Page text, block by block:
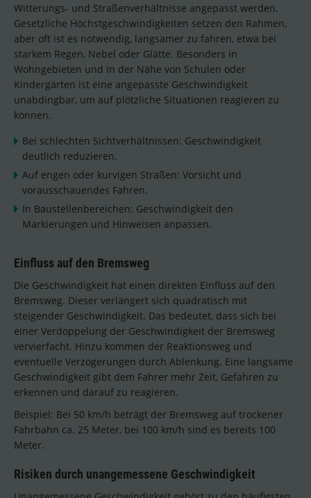
Witterungs- und Straßenverhältnisse angepasst werden.
Gesetzliche Höchstgeschwindigkeiten setzen den Rahmen,
aber oft ist es notwendig, langsamer zu fahren, etwa bei
starkem Regen, Nebel oder Glätte. Besonders in
Wohngebieten und in der Nähe von Schulen oder
Kindergärten ist eine angepasste Geschwindigkeit
unabdingbar, um auf plötzliche Situationen reagieren zu
können.
Bei schlechten Sichtverhältnissen: Geschwindigkeit
deutlich reduzieren.
Auf engen oder kurvigen Straßen: Vorsicht und
vorausschauendes Fahren.
In Baustellenbereichen: Geschwindigkeit den
Markierungen und Hinweisen anpassen.
Einfluss auf den Bremsweg
Die Geschwindigkeit hat einen direkten Einfluss auf den
Bremsweg. Dieser verlängert sich quadratisch mit
steigender Geschwindigkeit. Das bedeutet, dass sich bei
einer Verdoppelung der Geschwindigkeit der Bremsweg
vervierfacht. Hinzu kommen der Reaktionsweg und
eventuelle Verzögerungen durch Ablenkung. Eine langsame
Geschwindigkeit gibt dem Fahrer mehr Zeit, Gefahren zu
erkennen und darauf zu reagieren.
Beispiel: Bei 50 km/h beträgt der Bremsweg auf trockener
Fahrbahn ca. 25 Meter, bei 100 km/h sind es bereits 100
Meter.
Risiken durch unangemessene Geschwindigkeit